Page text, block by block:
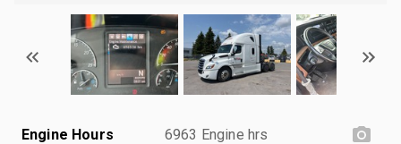
Engine Hours 6963 Engine hrs